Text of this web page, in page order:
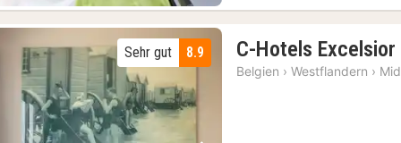
8.9
Sehr gut C-Hotels Excelsior
Belgien › Westflandern ›